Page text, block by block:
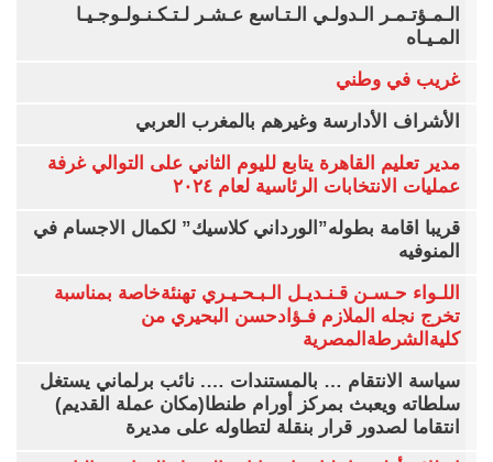
الـمـؤتـمـر الـدولـي الـتـاسع عـشـر لـتـكـنـولـوجـيـا
المـيـاه
غريب في وطني
الأشراف الأدارسة وغيرهم بالمغرب العربي
مدير تعليم القاهرة يتابع لليوم الثاني على التوالي غرفة
عمليات الانتخابات الرئاسية لعام ٢٠٢٤
قريبا اقامة بطوله”الورداني كلاسيك” لكمال الاجسام في
المنوفيه
اللـواء حـسـن قـنـديـل الـبـحـيـري تهنئةخاصة بمناسبة
تخرج نجله الملازم فـؤادحسن البحيري من
كليةالشرطةالمصرية
سياسة الانتقام … بالمستندات …. نائب برلماني يستغل
سلطاته ويعبث بمركز أورام طنطا(مكان عملة القديم)
انتقاما لصدور قرار بنقلة لتطاوله على مديرة